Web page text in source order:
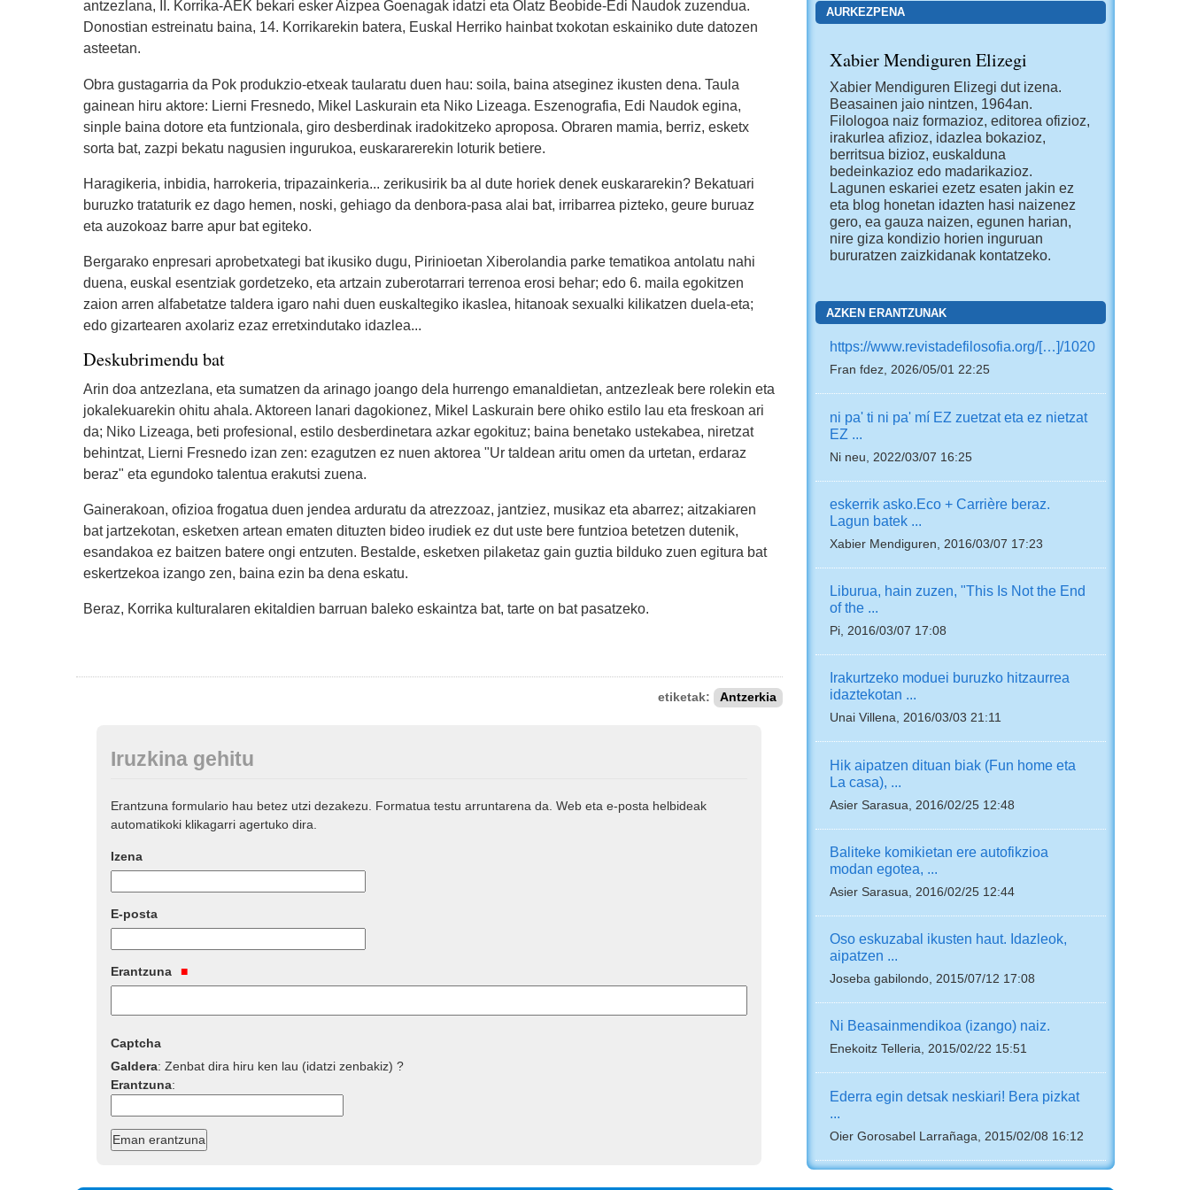
antzezlana, II. Korrika-AEK bekari esker Aizpea Goenagak idatzi eta Olatz Beobide-Edi Naudok zuzendua.
Donostian estreinatu baina, 14. Korrikarekin batera, Euskal Herriko hainbat txokotan eskainiko dute datozen
asteetan.
Obra gustagarria da Pok produkzio-etxeak taularatu duen hau: soila, baina atseginez ikusten dena. Taula
gainean hiru aktore: Lierni Fresnedo, Mikel Laskurain eta Niko Lizeaga. Eszenografia, Edi Naudok egina,
sinple baina dotore eta funtzionala, giro desberdinak iradokitzeko aproposa. Obraren mamia, berriz, esketx
sorta bat, zazpi bekatu nagusien ingurukoa, euskararerekin loturik betiere.
Haragikeria, inbidia, harrokeria, tripazainkeria... zerikusirik ba al dute horiek denek euskararekin? Bekatuari
buruzko trataturik ez dago hemen, noski, gehiago da denbora-pasa alai bat, irribarrea pizteko, geure buruaz
eta auzokoaz barre apur bat egiteko.
Bergarako enpresari aprobetxategi bat ikusiko dugu, Pirinioetan Xiberolandia parke tematikoa antolatu nahi
duena, euskal esentziak gordetzeko, eta artzain zuberotarrari terrenoa erosi behar; edo 6. maila egokitzen
zaion arren alfabetatze taldera igaro nahi duen euskaltegiko ikaslea, hitanoak sexualki kilikatzen duela-eta;
edo gizartearen axolariz ezaz erretxindutako idazlea...
Deskubrimendu bat
Arin doa antzezlana, eta sumatzen da arinago joango dela hurrengo emanaldietan, antzezleak bere rolekin eta
jokalekuarekin ohitu ahala. Aktoreen lanari dagokionez, Mikel Laskurain bere ohiko estilo lau eta freskoan ari
da; Niko Lizeaga, beti profesional, estilo desberdinetara azkar egokituz; baina benetako ustekabea, niretzat
behintzat, Lierni Fresnedo izan zen: ezagutzen ez nuen aktorea "Ur taldean aritu omen da urtetan, erdaraz
beraz" eta egundoko talentua erakutsi zuena.
Gainerakoan, ofizioa frogatua duen jendea arduratu da atrezzoaz, jantziez, musikaz eta abarrez; aitzakiaren
bat jartzekotan, esketxen artean ematen dituzten bideo irudiek ez dut uste bere funtzioa betetzen dutenik,
esandakoa ez baitzen batere ongi entzuten. Bestalde, esketxen pilaketaz gain guztia bilduko zuen egitura bat
eskertzekoa izango zen, baina ezin ba dena eskatu.
Beraz, Korrika kulturalaren ekitaldien barruan baleko eskaintza bat, tarte on bat pasatzeko.
etiketak: Antzerkia
Iruzkina gehitu
Erantzuna formulario hau betez utzi dezakezu. Formatua testu arruntarena da. Web eta e-posta helbideak
automatikoki klikagarri agertuko dira.
Izena
E-posta
Erantzuna
Captcha
Galdera:Zenbat dira hiru ken lau (idatzi zenbakiz) ?
Erantzuna:
AURKEZPENA
Xabier Mendiguren Elizegi
Xabier Mendiguren Elizegi dut izena.
Beasainen jaio nintzen, 1964an.
Filologoa naiz formazioz, editorea ofizioz,
irakurlea afizioz, idazlea bokazioz,
berritsua bizioz, euskalduna
bedeinkazioz edo madarikazioz.
Lagunen eskariei ezetz esaten jakin ez
eta blog honetan idazten hasi naizenez
gero, ea gauza naizen, egunen harian,
nire giza kondizio horien inguruan
bururatzen zaizkidanak kontatzeko.
AZKEN ERANTZUNAK
https://www.revistadefilosofia.org/[…]/1020
Fran fdez, 2026/05/01 22:25
ni pa' ti ni pa' mí EZ zuetzat eta ez nietzat
EZ ...
Ni neu, 2022/03/07 16:25
eskerrik asko.Eco + Carrière beraz.
Lagun batek ...
Xabier Mendiguren, 2016/03/07 17:23
Liburua, hain zuzen, "This Is Not the End
of the ...
Pi, 2016/03/07 17:08
Irakurtzeko moduei buruzko hitzaurrea
idaztekotan ...
Unai Villena, 2016/03/03 21:11
Hik aipatzen dituan biak (Fun home eta
La casa), ...
Asier Sarasua, 2016/02/25 12:48
Baliteke komikietan ere autofikzioa
modan egotea, ...
Asier Sarasua, 2016/02/25 12:44
Oso eskuzabal ikusten haut. Idazleok,
aipatzen ...
Joseba gabilondo, 2015/07/12 17:08
Ni Beasainmendikoa (izango) naiz.
Enekoitz Telleria, 2015/02/22 15:51
Ederra egin detsak neskiari! Bera pizkat
...
Oier Gorosabel Larrañaga, 2015/02/08 16:12